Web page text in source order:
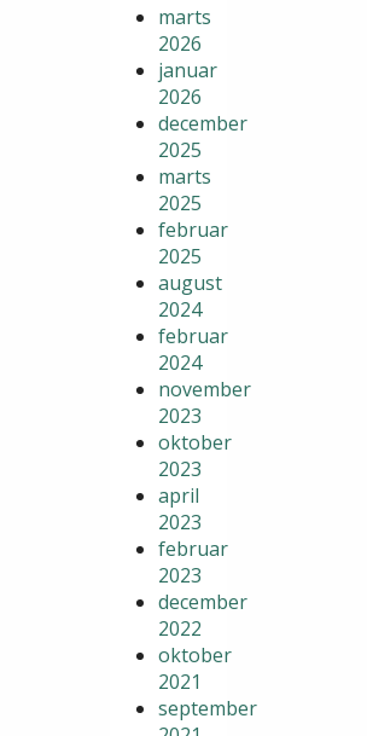
marts
2026
januar
2026
december
2025
marts
2025
februar
2025
august
2024
februar
2024
november
2023
oktober
2023
april
2023
februar
2023
december
2022
oktober
2021
september